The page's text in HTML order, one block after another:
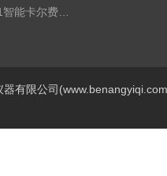
MA-1智能卡尔费休水分测定仪
有限公司